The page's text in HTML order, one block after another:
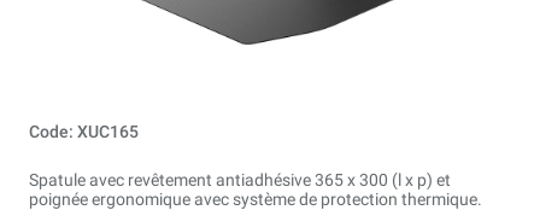
Code: XUC165
Spatule avec revêtement antiadhésive 365 x 300 (l x p) et
poignée ergonomique avec système de protection thermique.